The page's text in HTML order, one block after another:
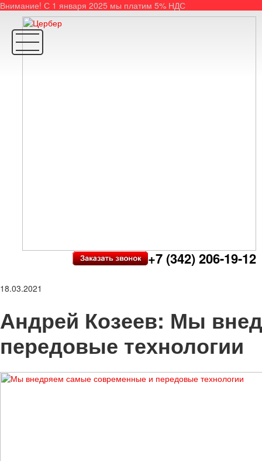
Внимание! С 1 января 2025 мы платим 5% НДС
+7 (342) 206-19-12
18.03.2021
Андрей Козеев: Мы
передовые технологии